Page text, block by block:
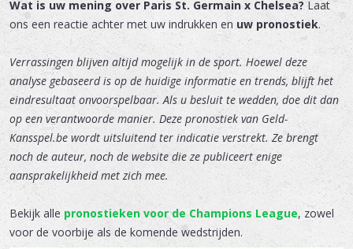
Wat is uw mening over Paris St. Germain x Chelsea?Laat
ons een reactie achter met uw indrukken en uw pronostiek.
Verrassingen blijven altijd mogelijk in de sport. Hoewel deze
analyse gebaseerd is op de huidige informatie en trends, blijft het
eindresultaat onvoorspelbaar. Als u besluit te wedden, doe dit dan
op een verantwoorde manier. Deze pronostiek van Geld-
Kansspel.be wordt uitsluitend ter indicatie verstrekt. Ze brengt
noch de auteur, noch de website die ze publiceert enige
aansprakelijkheid met zich mee.
Bekijk alle pronostieken voor de Champions League, zowel
voor de voorbije als de komende wedstrijden.